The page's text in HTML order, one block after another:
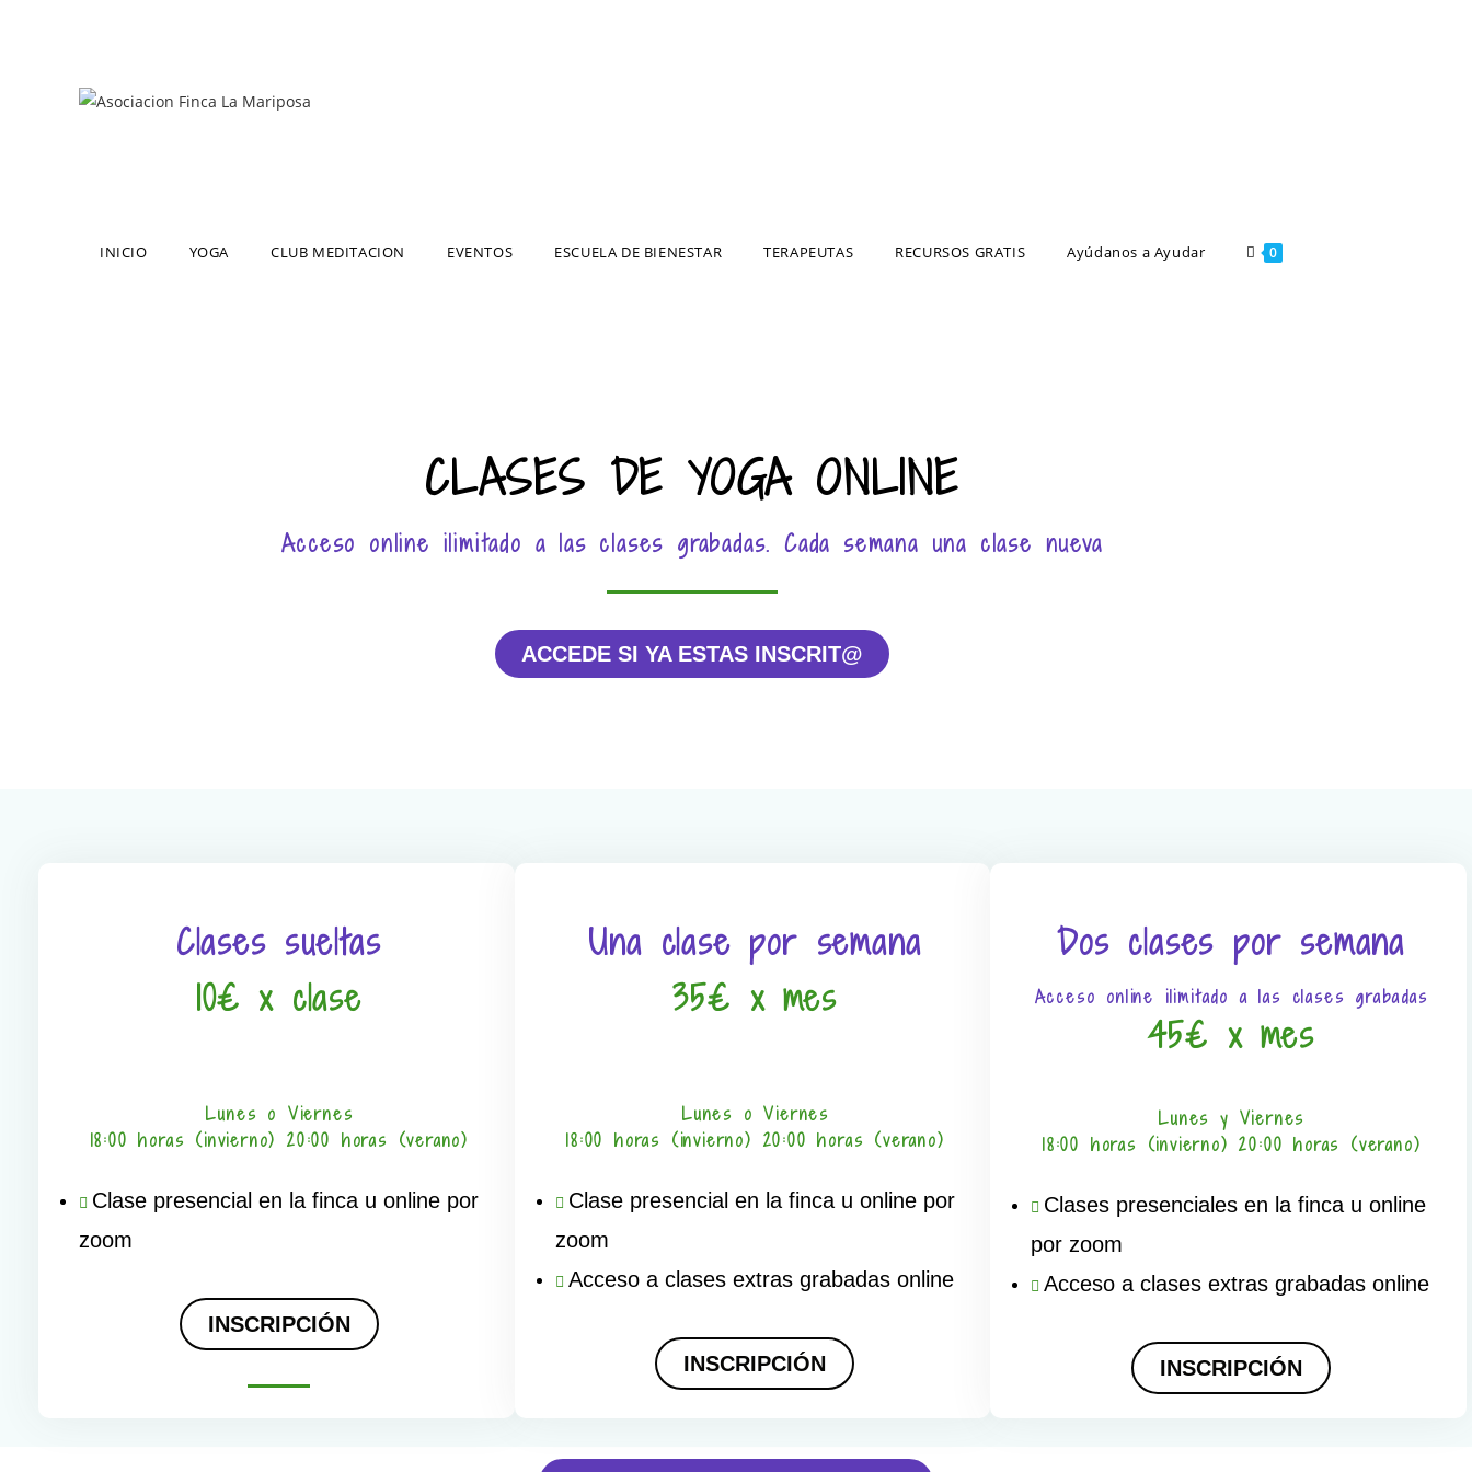
INICIO YOGA CLUB MEDITACION EVENTOS ESCUELA DE BIENESTAR TERAPEUTAS RECURSOS GRATIS Ayúdanos a Ayudar 0
CLASES DE YOGA ONLINE
Acceso online ilimitado a las clases grabadas. Cada semana una clase nueva
ACCEDE SI YA ESTAS INSCRIT@
Clases sueltas
10€ x clase
Lunes o Viernes
18:00 horas (invierno) 20:00 horas (verano)
Clase presencial en la finca u online por
zoom
INSCRIPCIÓN
Una clase por semana
35€ x mes
Lunes o Viernes
18:00 horas (invierno) 20:00 horas (verano)
Clase presencial en la finca u online por
zoom
Acceso a clases extras grabadas online
INSCRIPCIÓN
Dos clases por semana
Acceso online ilimitado a las clases grabadas
45€ x mes
Lunes y Viernes
18:00 horas (invierno) 20:00 horas (verano)
Clases presenciales en la finca u online
por zoom
Acceso a clases extras grabadas online
INSCRIPCIÓN